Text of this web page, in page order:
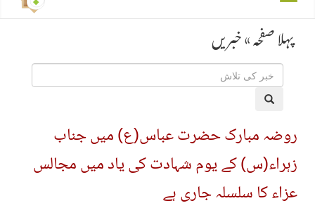
پہلا صفحہ»خبریں
روضہ مبارک حضرت عباس(ع) میں جناب
زہراء(س) کے یوم شہادت کی یاد میں مجالس
عزاء کا سلسلہ جاری ہے